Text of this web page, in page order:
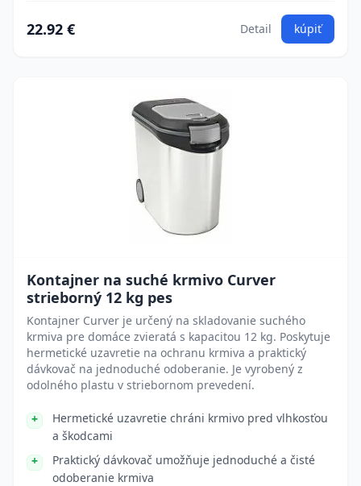
22.92 € Detail kúpiť
Kontajner na suché krmivo Curver
strieborný 12 kg pes
Kontajner Curver je určený na skladovanie suchého
krmiva pre domáce zvieratá s kapacitou 12 kg. Poskytuje
hermetické uzavretie na ochranu krmiva a praktický
dávkovač na jednoduché odoberanie. Je vyrobený z
odolného plastu v striebornom prevedení.
Hermetické uzavretie chráni krmivo pred vlhkosťou
a škodcami
Praktický dávkovač umožňuje jednoduché a čisté
odoberanie krmiva